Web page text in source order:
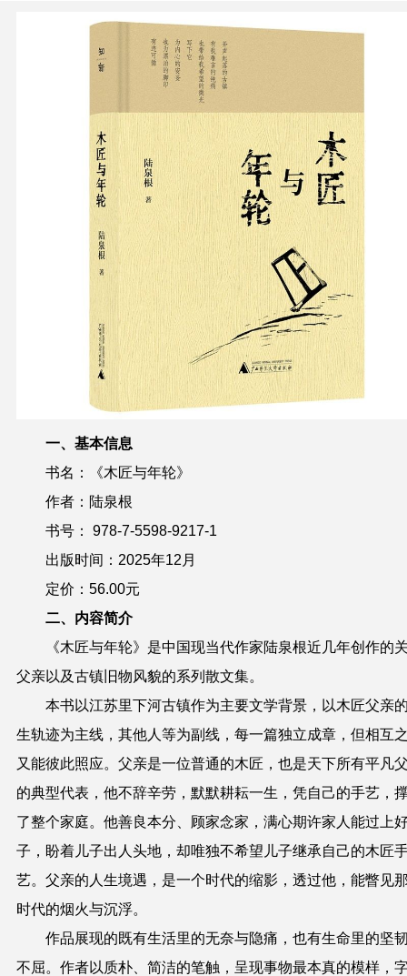
一、基本信息
书名：《木匠与年轮》
作者：陆泉根
书号： 978-7-5598-9217-1
出版时间：2025年12月
定价：56.00元
二、内容简介
《木匠与年轮》是中国现当代作家陆泉根近几年创作的
父亲以及古镇旧物风貌的系列散文集。
本书以江苏里下河古镇作为主要文学背景，以木匠父亲
生轨迹为主线，其他人等为副线，每一篇独立成章，但相互
又能彼此照应。父亲是一位普通的木匠，也是天下所有平凡
的典型代表，他不辞辛劳，默默耕耘一生，凭自己的手艺，
了整个家庭。他善良本分、顾家念家，满心期许家人能过上
子，盼着儿子出人头地，却唯独不希望儿子继承自己的木匠
艺。父亲的人生境遇，是一个时代的缩影，透过他，能瞥见
时代的烟火与沉浮。
作品展现的既有生活里的无奈与隐痛，也有生命里的坚
不屈。作者以质朴、简洁的笔触，呈现事物最本真的模样，